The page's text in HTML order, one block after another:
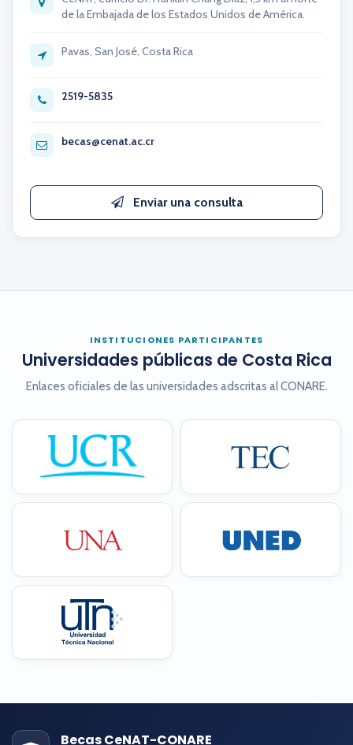
de la Embajada de los Estados Unidos de América.
Pavas, San José, Costa Rica
2519-5835
becas@cenat.ac.cr
Enviar una consulta
INSTITUCIONES PARTICIPANTES
Universidades públicas de Costa Rica
Enlaces oficiales de las universidades adscritas al CONARE.
Becas CeNAT-CONARE